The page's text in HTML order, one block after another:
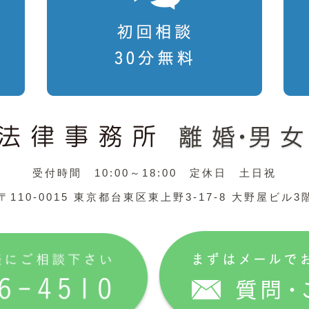
受付時間 10:00～18:00 定休日 土日祝
110-0015 東京都台東区東上野3-17-8 大野屋ビル3